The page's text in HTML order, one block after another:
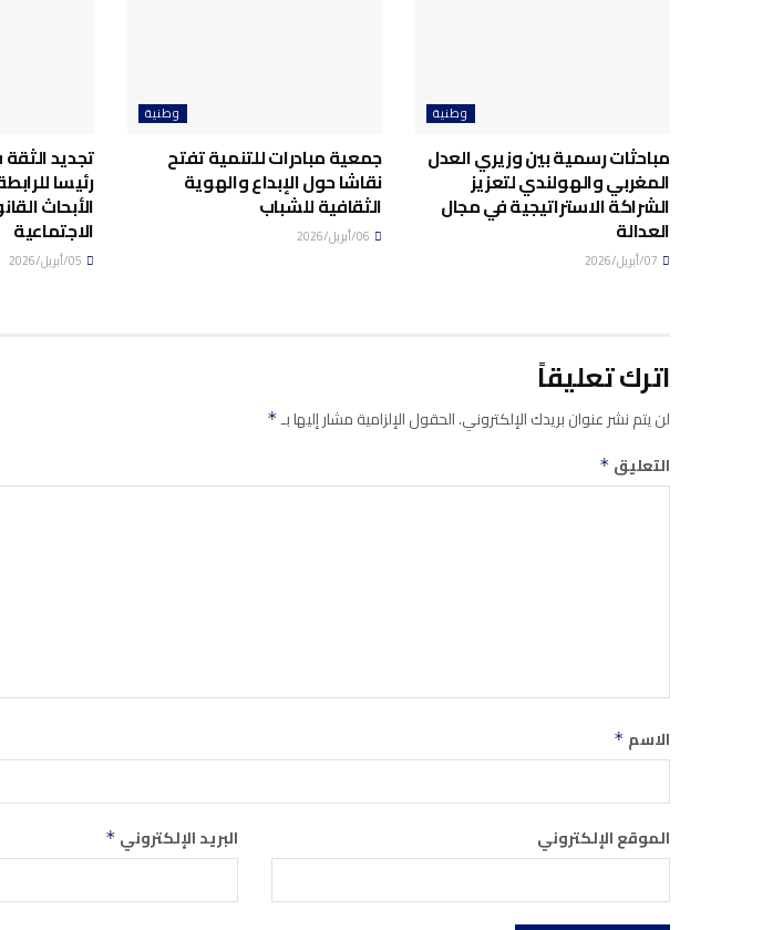
وطنية
مباحثات رسمية بين وزيري العدل
المغربي والهولندي لتعزيز
الشراكة الاستراتيجية في مجال
العدالة
وطنية
جمعية مبادرات للتنمية تفتح
نقاشا حول الإبداع والهوية
الثقافية للشباب
تجديد
رئيسا
الأبحاث
الاجتماعية
اترك تعليقاً
لن يتم نشر عنوان بريدك الإلكتروني.الحقول الإلزامية مشار إليها بـ*
التعليق *
الاسم *
البريد الإلكتروني * الموقع الإلكتروني